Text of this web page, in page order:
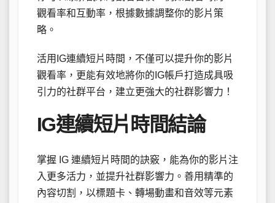
觀看率和互動率，根據數據調整你的影片策
略。
活用IG連續短片時間，不僅可以提升你的影片
觀看率，更能有效地將你的IG帳戶打造成具吸
引力的社群平台，建立更強大的社群影響力！
IG連續短片時間結論
掌握 IG 連續短片時間的訣竅，能為你的影片注
入更多活力，並提升社群影響力。善用精準的
內容切割，以標題卡、轉場動畫和音效等元素